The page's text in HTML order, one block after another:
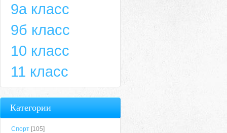
9а класс
9б класс
10 класс
11 класс
Категории
Спорт [105]